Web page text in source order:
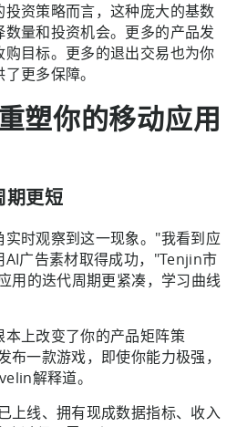
资策略而言，这种庞大的基数
量和投资机会。更多的产品发
目标。更多的退出交易也为你
更多保障。
塑你的移动应用
期更短
时观察到这一现象。"我看到应
AI广告素材取得成功，"Tenjin市
用的迭代周期更紧凑，学习曲线
上改变了你的产品矩阵策
布一款游戏，即使你能力极强，
解释道。
上线、拥有现成数据指标、收入